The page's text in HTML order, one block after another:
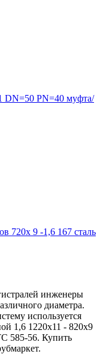
PN=40 муфта/
720х 9 -1,6 167 сталь
инженеры
диаметра.
используется
1,6 1220х11 - 820х9
585-56. Купить